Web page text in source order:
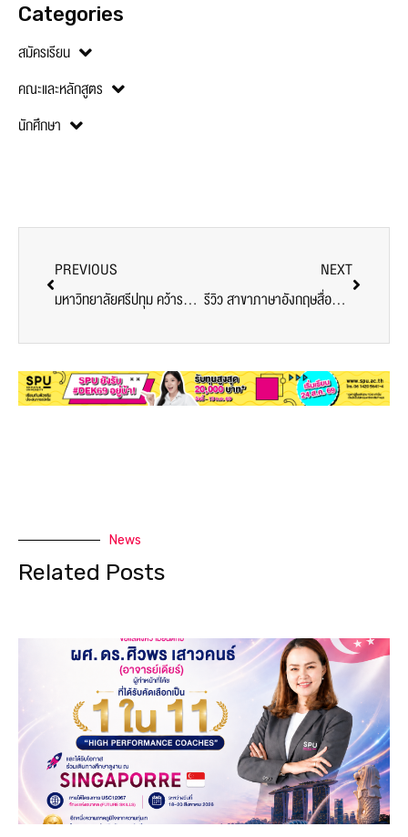
Categories
สมัครเรียน
คณะและหลักสูตร
นักศึกษา
PREVIOUS
มหาวิทยาลัยศรีปทุม คว้ารางวัล ผลงานการประกวดสหกิจศึกษา ปี 2560
NEXT
รีวิว สาขาภาษาอังกฤษสื่อสารธุรกิจ มหาวิทยาลัยศรีปทุม
News
Related Posts